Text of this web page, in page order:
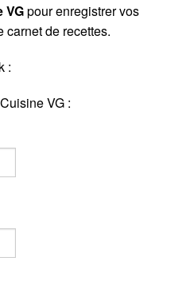
VGpour enregistrer vos
carnet de recettes.
:
VG :